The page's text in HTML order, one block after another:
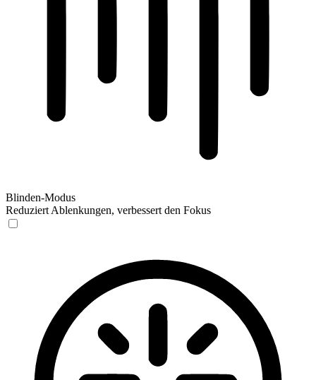
Blinden-Modus
Reduziert Ablenkungen, verbessert den Fokus